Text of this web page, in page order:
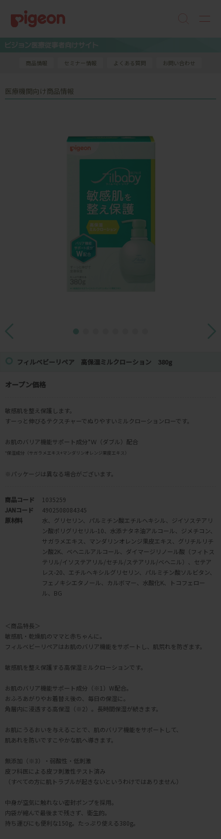
商品情報 セミナー情報 よくある質問 お問い合わせ
医療機関向け商品情報
フィルベビーリペア 高保湿ミルクローション 380g
オープン価格
敏感肌を整え保護します。
すーっと伸びるテクスチャーでぬりやすいミルクローションローです。
お肌のバリア機能サポート成分*Ｗ（ダブル）配合
*保湿成分（サガラメエキス+マンダリンオレンジ果皮エキス）
※パッケージは異なる場合がございます。
商品コード
1035259
JANコード
4902508084345
原材料
水、グリセリン、パルミチン酸エチルヘキシル、ジイソステアリ
ン酸ポリグリセリル-10、水添ナタネ油アルコール、ジメチコン、
サガラメエキス、マンダリンオレンジ果皮エキス、グリチルリチ
ン酸2K、ベヘニルアルコール、ダイマージリノール酸（フィトス
テリル/イソステアリル/セチル/ステアリル/ベヘニル）、セテア
レス-20、エチルヘキシルグリセリン、パルミチン酸ソルビタン、
フェノキシエタノール、カルボマー、水酸化K、トコフェロー
ル、BG
＜商品特長＞
敏感肌・乾燥肌のママと赤ちゃんに。
フィルベビーリペアはお肌のバリア機能をサポートし、肌荒れを防ぎます。
敏感肌を整え保護する高保湿ミルクローションです。
お肌のバリア機能サポート成分（※1）W配合。
おふろあがりやお着替え後の、毎日の保湿に。
角層内に浸透する高保湿（※2）。長時間保湿が続きます。
お肌にうるおいを与えることで、肌のバリア機能をサポートして、
肌あれを防いですこやかな肌へ導きます。
無添加（※3）・弱酸性・低刺激
皮フ科医による皮フ刺激性テスト済み
（すべての方に肌トラブルが起きないというわけではありません）
中身が空気に触れない密封ポンプを採用。
内袋が縮んで最後まで残さず、衛生的。
持ち運びにも便利な150g。たっぷり使える380g。